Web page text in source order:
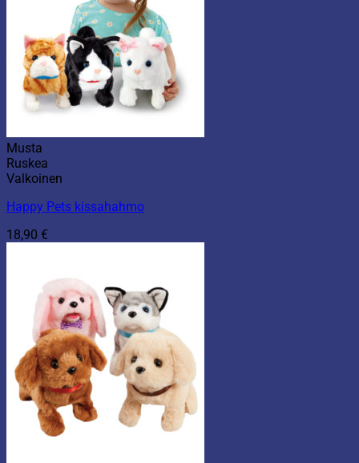
Musta
Ruskea
Valkoinen
Happy Pets kissahahmo
18,90 €